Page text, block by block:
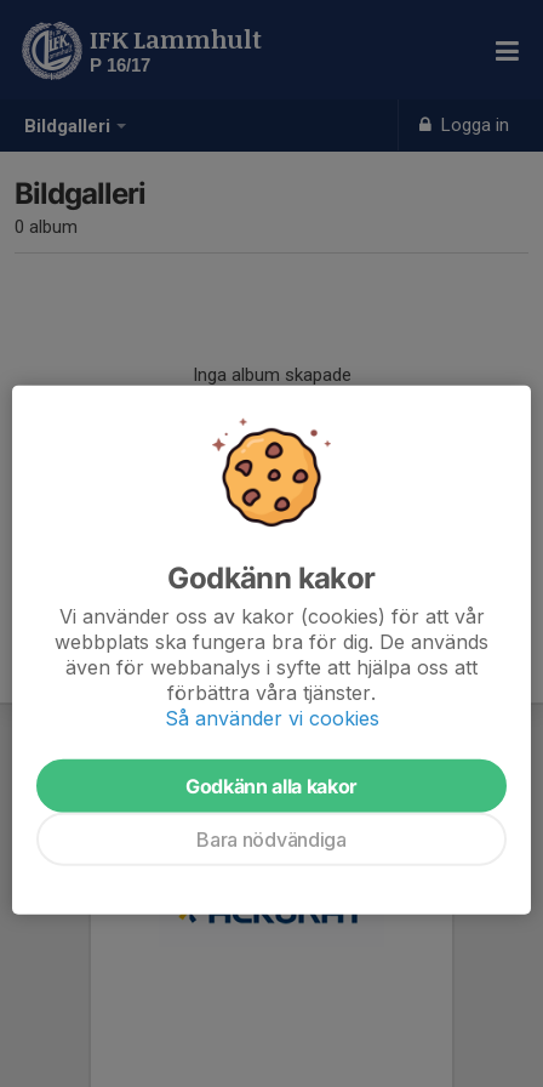
Bildgalleri Logga in
IFK Lammhult
P 16/17
Bildgalleri
0 album
Inga album skapade
Godkänn kakor
Vi använder oss av kakor (cookies) för att vår
webbplats ska fungera bra för dig. De används
även för webbanalys i syfte att hjälpa oss att
förbättra våra tjänster.
Så använder vi cookies
Godkänn alla kakor
Bara nödvändiga